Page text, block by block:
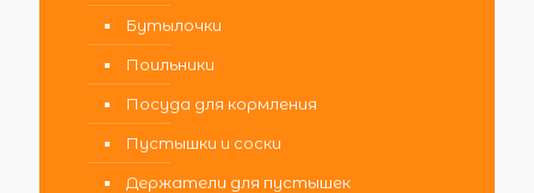
Бутылочки
Поильники
Посуда для кормления
Пустышки и соски
Держатели для пустышек